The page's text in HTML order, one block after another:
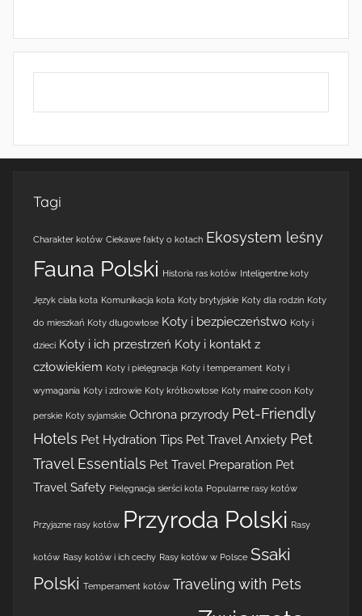
Tagi
Charakter kotów Ciekawe fakty o kotach Ekosystem leśny
Fauna Polski Historia ras kotów Inteligentne koty
Język ciała kota Komunikacja kota Koty brytyjskie Koty dla rodzin Koty
do mieszkań Koty długowłose Koty i bezpieczeństwo Koty i
dzieci Koty i ich przestrzeń Koty i kontakt z
człowiekiem Koty i pielęgnacja Koty i temperament Koty i
wymagania Koty i zdrowie Koty krótkowłose Koty maine coon Koty
perskie Koty syjamskie Ochrona przyrody Pet-Friendly
Hotels Pet Hydration Tips Pet Travel Anxiety Pet
Travel Essentials Pet Travel Preparation Pet
Travel Safety Pielęgnacja sierści kota Popularne rasy kotów
Przyjazne rasy kotów Przyroda Polski Rasy
kotów Rasy kotów i ich cechy Rasy kotów w Polsce Ssaki
Polski Temperament kotów Traveling with Pets